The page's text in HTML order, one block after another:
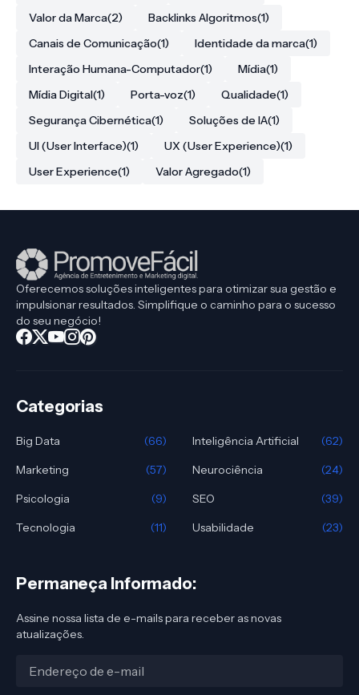
Valor da Marca(2) Backlinks Algoritmos(1)
Canais de Comunicação(1) Identidade da marca(1)
Interação Humana-Computador(1) Mídia(1)
Mídia Digital(1) Porta-voz(1) Qualidade(1)
Segurança Cibernética(1) Soluções de IA(1)
UI (User Interface)(1) UX (User Experience)(1)
User Experience(1) Valor Agregado(1)
Oferecemos soluções inteligentes para otimizar sua gestão e
impulsionar resultados. Simplifique o caminho para o sucesso
do seu negócio!
Categorias
Big Data (66) Inteligência Artificial
(62)
Marketing
(57) Neurociência
(24)
Psicologia
(9) SEO
(39)
Tecnologia
(11) Usabilidade (23)
Permaneça Informado:
Assine nossa lista de e-mails para receber as novas
atualizações.